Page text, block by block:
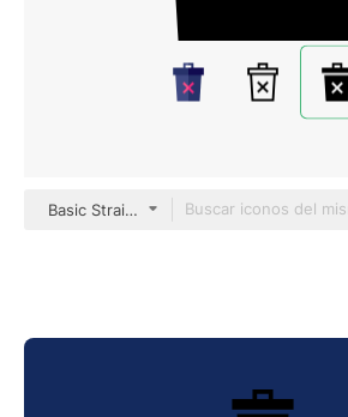
Basic Straight Filled